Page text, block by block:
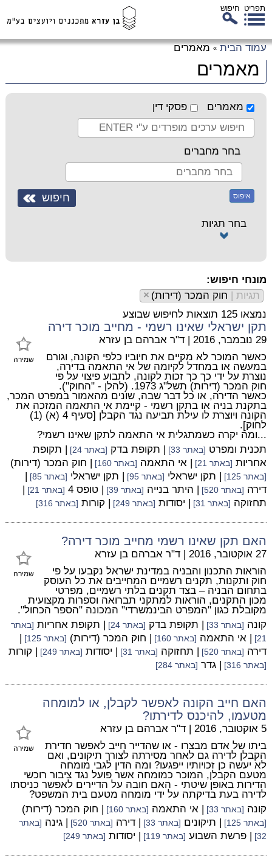
תפריט חיפוש
עמוד הבית » מאמרים
מאמרים
מאמרים פסקי דין
בחר מחברים
איפוס
בחר תגיות
מונחי חיפוש:
תגיות | חוק המכר (דירות) ×
נמצאו 125 תוצאות לחיפוש שבוצע
תקן ישראלי שאינו רשמי - מחייב מוכר דירה
שמירה
29 נובמבר, 2016 | ד"ר אברהם בן עזרא
כאשר המוכר לא מקיים את חיוביו כלפי הקונה, וגורם
במעשה או במחדל לקיומה של אי התאמה בדירה,
נוצרת על ידי כך כך זכות לקונה, לתבוע פיצוי על פי
חוק המכר (דירות) תשל"ג 1973. (להלן - "החוק").
כאשר הדירה, או כל דבר שבה, שונים מהאמור במפרט המכר,
בתקנת בניה או בתקן רשמי - קיימת אי התאמה המזכה את
הקונה ויוצרת לו עילת תביעה נגד הקבלן [סעיף 4 (א) (1)
לחוק].
...ומה יקרה כשמתגלית אי התאמה לתקן שאינו רשמי?
תכנית ומפרט [באתר 33] | תקופת בדק [באתר 24]
| תקופת
אחריות [באתר 21] | אי התאמה [באתר 160] | חוק המכר (דירות)
[באתר 125] | תקן ישראלי [באתר 95] | תקן ישראלי [באתר 85]
|
דירה [באתר 520] | היתר בנייה [באתר 39] | טופס 4 [באתר 21]
|
תחזוקה [באתר 31] | יסודות [באתר 249] | קורות [באתר 316]
האם תקן שאינו רשמי מחייב מוכר דירה?
שמירה
27 אוקטובר, 2016 | ד"ר אברהם בן עזרא
הוראות התכנון והבניה במדינת ישראל נקבעו על פי
חוק ותקנות, תקנים רשמיים המחייבים את כל העוסק
בתחום הבניה – בצד תקנים בלתי רשמיים, מפרטי
מכון התקנים, הוראות למתקני תברואה וספרות מקצועית
מקובלת כגון "המפרט הבינמשרדי" המכונה "הספר הכחול".
קונה [באתר 33] | תקופת בדק [באתר 24] | תקופת אחריות [באתר
21]
| אי התאמה [באתר 160] | חוק המכר (דירות) [באתר 125]
|
דירה [באתר 520] | תחזוקה [באתר 31] | יסודות [באתר 249] | קורות
[באתר 316] | גדר [באתר 284]
האם חייב הקונה לאפשר לקבלן, או למומחה
מטעמו, להיכנס לדירתו?
שמירה
5 אוקטובר, 2016 | ד"ר אברהם בן עזרא
ביתו של אדם מבצרו - או שהדייר חייב לאפשר חדירת
הקבלן לדירה גם לאחר מסירתה לצורך תיקונים, ואם
לא יעשה כן זכויותיו ייפגעו? ומה הדין לגבי מומחה
מטעם הקבלן, המוכר כמומחה אשר פועל נגד ציבור רוכשי
הדירות באופן שיטתי - האם חובה על הדיירים לאפשר כניסתו
לדירה בעת בדיקתה על ידי מומחה מטעם בית המשפט?
קונה [באתר 33] | אי התאמה [באתר 160] | חוק המכר (דירות)
[באתר 125] | תיקונים [באתר 33] | דירה [באתר 520] | גינה [באתר
32]
| פרשת השבוע [באתר 119] | יסודות [באתר 249]